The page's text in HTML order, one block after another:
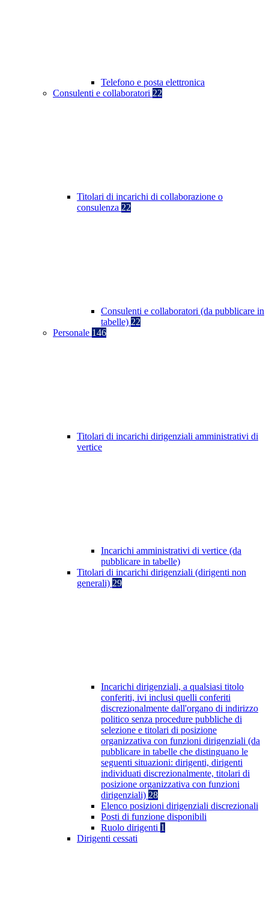
Telefono e posta elettronica
Consulenti e collaboratori 22
Titolari di incarichi di collaborazione o
consulenza 22
Consulenti e collaboratori (da pubblicare in
tabelle) 22
Personale 146
Titolari di incarichi dirigenziali amministrativi di
vertice
Incarichi amministrativi di vertice (da
pubblicare in tabelle)
Titolari di incarichi dirigenziali (dirigenti non
generali) 29
Incarichi dirigenziali, a qualsiasi titolo
conferiti, ivi inclusi quelli conferiti
discrezionalmente dall'organo di indirizzo
politico senza procedure pubbliche di
selezione e titolari di posizione
organizzativa con funzioni dirigenziali (da
pubblicare in tabelle che distinguano le
seguenti situazioni: dirigenti, dirigenti
individuati discrezionalmente, titolari di
posizione organizzativa con funzioni
dirigenziali) 28
Elenco posizioni dirigenziali discrezionali
Posti di funzione disponibili
Ruolo dirigenti 1
Dirigenti cessati